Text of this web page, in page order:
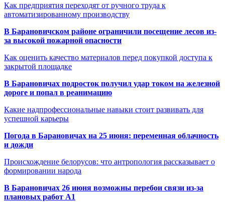
Как предприятия переходят от ручного труда к
автоматизированному производству
В Барановичском районе ограничили посещение лесов из-
за высокой пожарной опасности
Как оценить качество материалов перед покупкой доступа к
закрытой площадке
В Барановичах подросток получил удар током на железной
дороге и попал в реанимацию
Какие надпрофессиональные навыки стоит развивать для
успешной карьеры
Погода в Барановичах на 25 июня: переменная облачность
и дожди
Происхождение белорусов: что антропология рассказывает о
формировании народа
В Барановичах 26 июня возможны перебои связи из-за
плановых работ A1